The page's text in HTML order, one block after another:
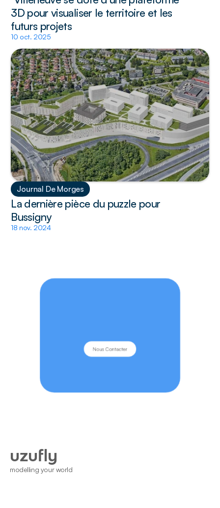
3D pour visualiser le territoire et les
futurs projets
10 oct. 2025
Journal De Morges
La dernière pièce du puzzle pour
Bussigny
18 nov. 2024
Nous Contacter
uzufly
modelling your world